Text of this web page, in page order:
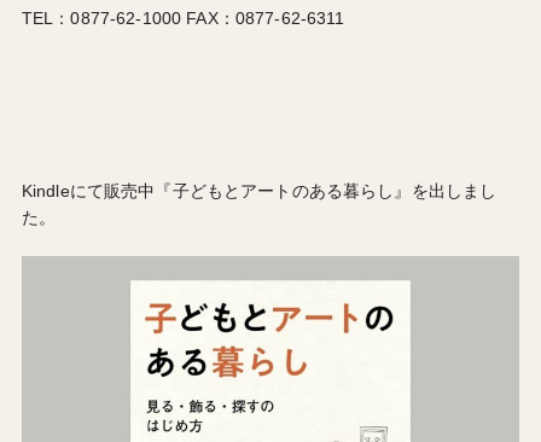
TEL：0877-62-1000 FAX：0877-62-6311
Kindleにて販売中『子どもとアートのある暮らし』を出しまし
た。